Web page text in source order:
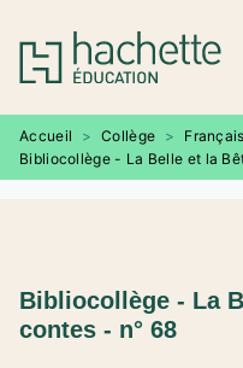
MENU RECHERCHE
PIED DE PAGE
Accueil > Collège >
Bibliocollège - La Belle et la
Bibliocollège - La
contes - n° 68